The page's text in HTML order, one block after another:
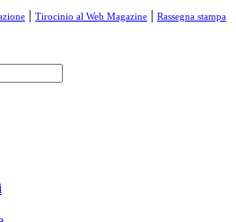
| Tirocinio al Web Magazine | Rassegna stampa